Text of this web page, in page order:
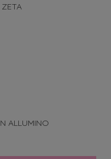
ALLUMINO